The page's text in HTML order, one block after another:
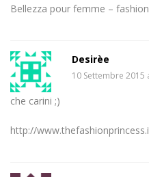
Bellezza pour femme –
Desirèe
10 Settembre 2015
che carini ;)
http://